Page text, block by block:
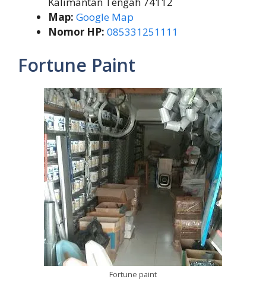
Map: Google Map
Nomor HP: 085331251111
Fortune Paint
Fortune paint